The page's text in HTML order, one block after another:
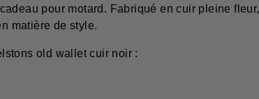
pour motard. Fabriqué en cuir pleine
matière de style.
old wallet cuir noir :